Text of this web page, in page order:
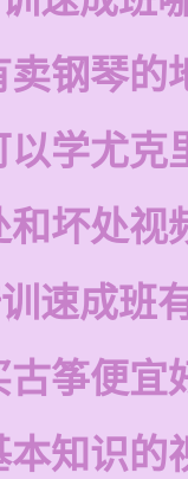
钢琴的
以学尤克
和坏处视
速成班
筝便宜
本知识的